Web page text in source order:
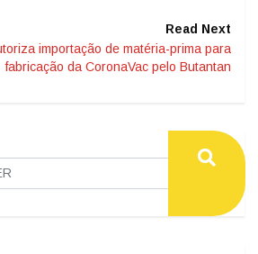
Read Next
importação de matéria-prima para
fabricação da CoronaVac pelo Butantan